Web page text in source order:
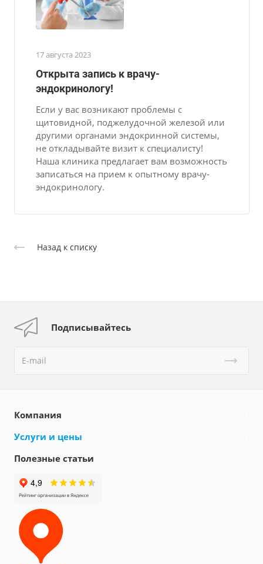
17 августа 2023
Открыта запись к врачу-
эндокринологу!
Если у вас возникают проблемы с
щитовидной, поджелудочной железой или
другими органами эндокринной системы,
не откладывайте визит к специалисту!
Наша клиника предлагает вам возможность
записаться на прием к опытному врачу-
эндокринологу.
Назад к списку
Подписывайтесь
Компания
Услуги и цены
Полезные статьи